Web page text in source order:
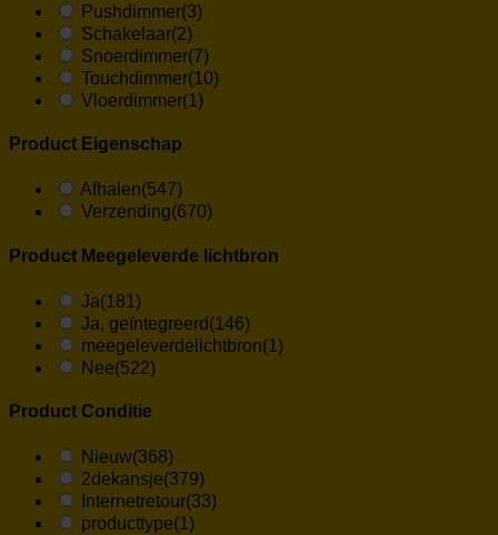
Pushdimmer(3)
Schakelaar(2)
Snoerdimmer(7)
Touchdimmer(10)
Vloerdimmer(1)
Product Eigenschap
Afhalen(547)
Verzending(670)
Product Meegeleverde lichtbron
Ja(181)
Ja, geïntegreerd (146)
meegeleverdelichtbron(1)
Nee(522)
Product Conditie
Nieuw(368)
2dekansje(379)
Internetretour(33)
producttype(1)